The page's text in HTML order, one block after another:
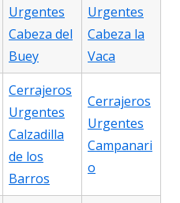
Urgentes
Cabeza del
Buey
Urgentes
Cabeza la
Vaca
Cerrajeros
Urgentes
Calzadilla
de los
Barros
Cerrajeros
Urgentes
Campanari
o